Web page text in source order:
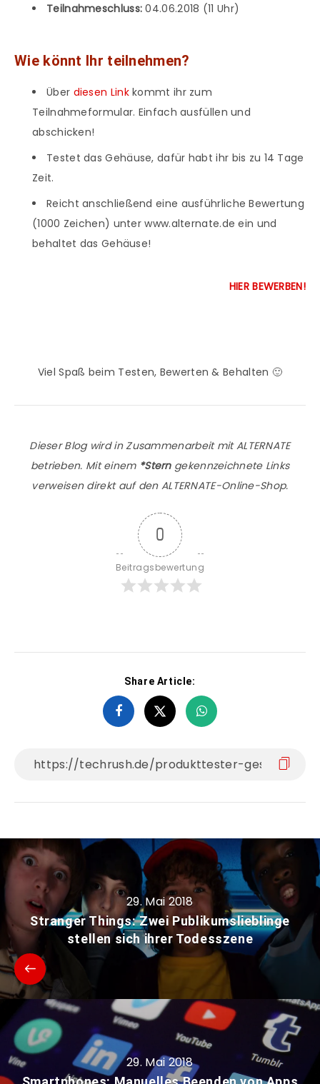
Teilnahmeschluss: 04.06.2018 (11 Uhr)
Wie könnt Ihr teilnehmen?
Über diesen Linkkommt ihr zum
Teilnahmeformular. Einfach ausfüllen und
abschicken!
Testet das Gehäuse, dafür habt ihr bis zu 14 Tage
Zeit.
Reicht anschließend eine ausführliche Bewertung
(1000 Zeichen) unter www.alternate.de ein und
behaltet das Gehäuse!
HIER BEWERBEN!
Viel Spaß beim Testen, Bewerten & Behalten 🙂
Dieser Blog wird in Zusammenarbeit mit ALTERNATE
betrieben. Mit einem *Sterngekennzeichnete Links
verweisen direkt auf den ALTERNATE-Online-Shop.
0
Beitragsbewertung
Share Article:
29. Mai 2018
Stranger Things: Zwei Publikumslieblinge
stellen sich ihrer Todesszene
29. Mai 2018